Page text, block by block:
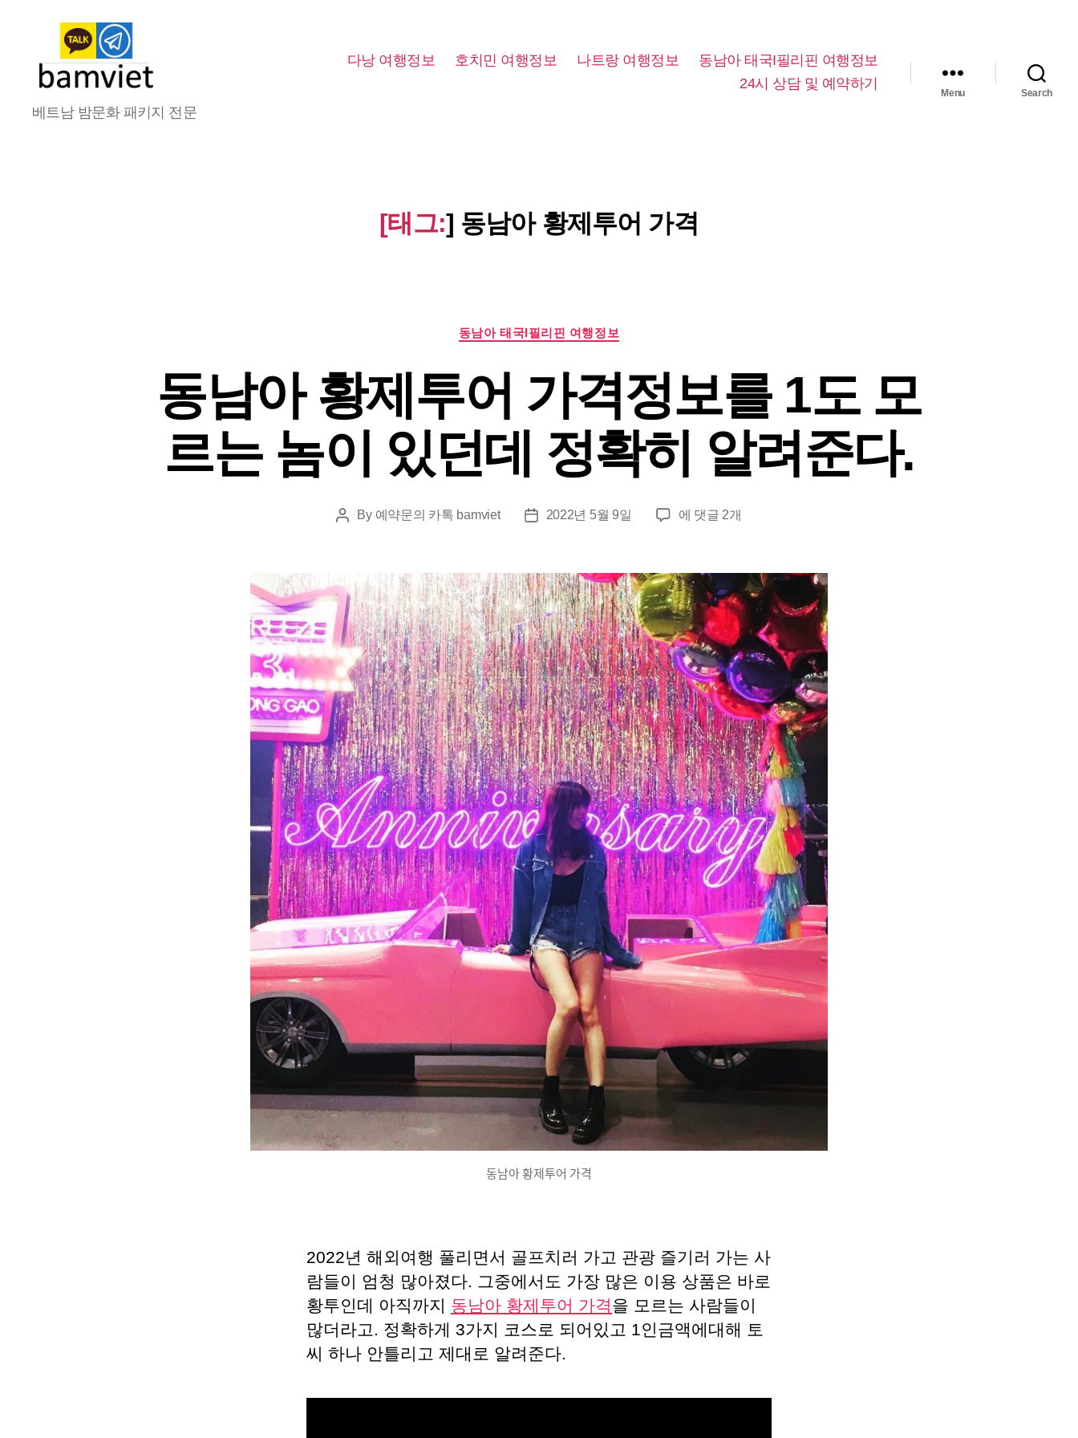
다
낭
베트남 밤문화 패키지 전문
다낭 여행정보 호치민 여행정보 나트랑 여행정보
동남아 태국I필리핀 여행정보
24시 상담 및 예약하기
Menu Search
[태그:] 동남아 황제투어 가격
Categories
동남아 태국I필리핀 여행정보
동남아 황제투어 가격정보를 1도 모
르는 놈이 있던데 정확히 알려준다.
PostBy 예약문의 카톡 bamviet
Post2022년 5월 9일
동
황
제
투
어
가
격
정
보
를
1
도
모
르
는
놈
이
있
데
정
확
히
알
에 댓글 2개
동남아 황제투어 가격
2022년 해외여행 풀리면서 골프치러 가고 관광 즐기러 가는 사
람들이 엄청 많아졌다. 그중에서도 가장 많은 이용 상품은 바로
황투인데 아직까지 동남아 황제투어 가격을 모르는 사람들이
많더라고. 정확하게 3가지 코스로 되어있고 1인금액에대해 토
씨 하나 안틀리고 제대로 알려준다.